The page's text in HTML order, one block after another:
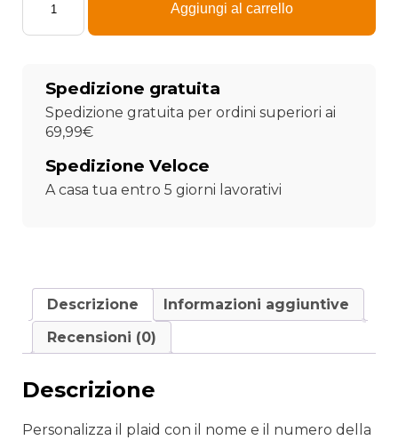
in
Calcio
"Milan"
100x180
personalizzata
con
nome
Aggiungi al carrello
Spedizione gratuita
Spedizione gratuita per ordini superiori ai
69,99€
Spedizione Veloce
A casa tua entro 5 giorni lavorativi
Descrizione
Informazioni aggiuntive
Recensioni (0)
Descrizione
Personalizza il plaid con il nome e il numero della